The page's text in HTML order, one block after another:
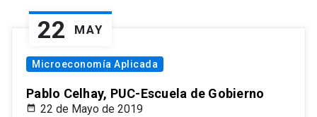
22 MAY
Microeconomía Aplicada
Pablo Celhay, PUC-Escuela de Gobierno
22 de Mayo de 2019